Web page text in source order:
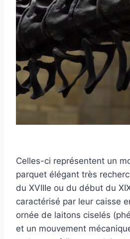
Celles-ci représentent un
parquet élégant très
du XVIIIe ou du début du
caractérisé par leur caisse
ornée de laitons ciselés
et un mouvement